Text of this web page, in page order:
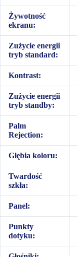
Żywotność
ekranu:
Zużycie energii
tryb standard:
Kontrast:
Zużycie energii
tryb standby:
Palm
Rejection:
Głębia koloru:
Twardość
szkła:
Panel:
Punkty
dotyku: